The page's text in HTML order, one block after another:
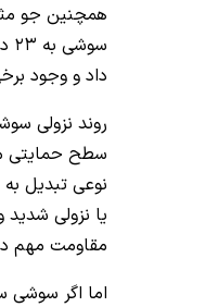
همچنین جو
داد و وجود
سطح حمایتی
نوعی تبدیل
یا نزولی
مقاومت مهم در مسیر